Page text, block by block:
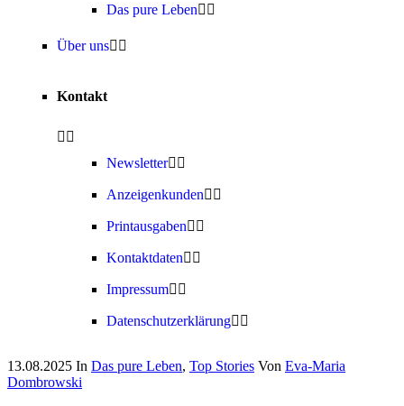
Das pure Leben
Über uns
Kontakt
Newsletter
Anzeigenkunden
Printausgaben
Kontaktdaten
Impressum
Datenschutzerklärung
13.08.2025 In Das pure Leben, Top Stories Von Eva-Maria
Dombrowski